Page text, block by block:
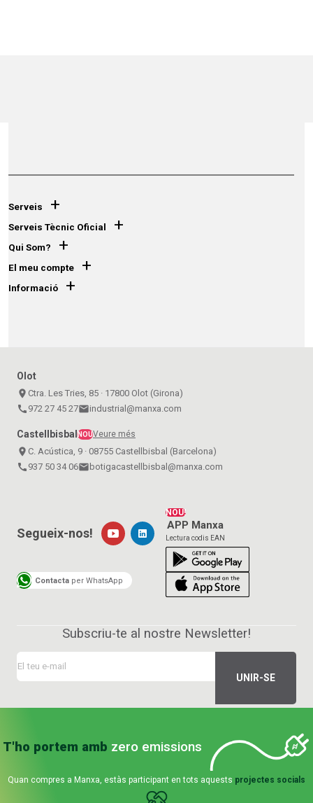
Serveis +
Serveis Tècnic Oficial +
Qui Som? +
El meu compte +
Informació +
Olot
place Ctra. Les Tries, 85 · 17800 Olot (Girona)
call 972 27 45 27emailindustrial@manxa.com
CastellbisbalNOUVeure més
place C. Acústica, 9 · 08755 Castellbisbal (Barcelona)
call 937 50 34 06emailbotigacastellbisbal@manxa.com
NOU!
APP Manxa
Lectura codis EAN
Segueix-nos!
Contacta per WhatsApp
Subscriu-te al nostre Newsletter!
T'ho portem amb zero emissions
Quan compres a Manxa, estàs participant en tots aquests projectes socials